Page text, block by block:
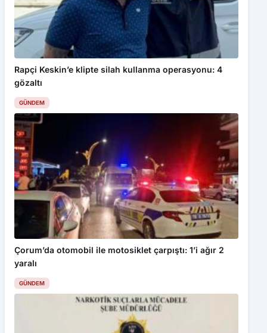
Rapçi Keskin’e klipte silah kullanma operasyonu: 4
gözaltı
GÜNDEM
Çorum’da otomobil ile motosiklet çarpıştı: 1’i ağır 2
yaralı
GÜNDEM